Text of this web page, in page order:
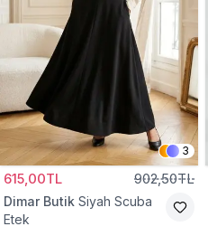
3
615,00TL 902,50TL
Dimar Butik Siyah Scuba
Etek